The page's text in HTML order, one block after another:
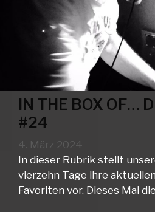
IN THE BOX OF…
#24
4. März 2024
In dieser Rubrik stellt
vierzehn Tage ihre
Favoriten vor. Dieses Mal